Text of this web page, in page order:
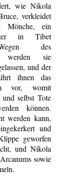
wie Nikola
verkleidet
Mönche, ein
in Tibet
des
werden sie
und der
ihnen das
vor, womit
selbst Tote
kön­nen.
werden kann,
und
geworfen
und Nikola
sowie